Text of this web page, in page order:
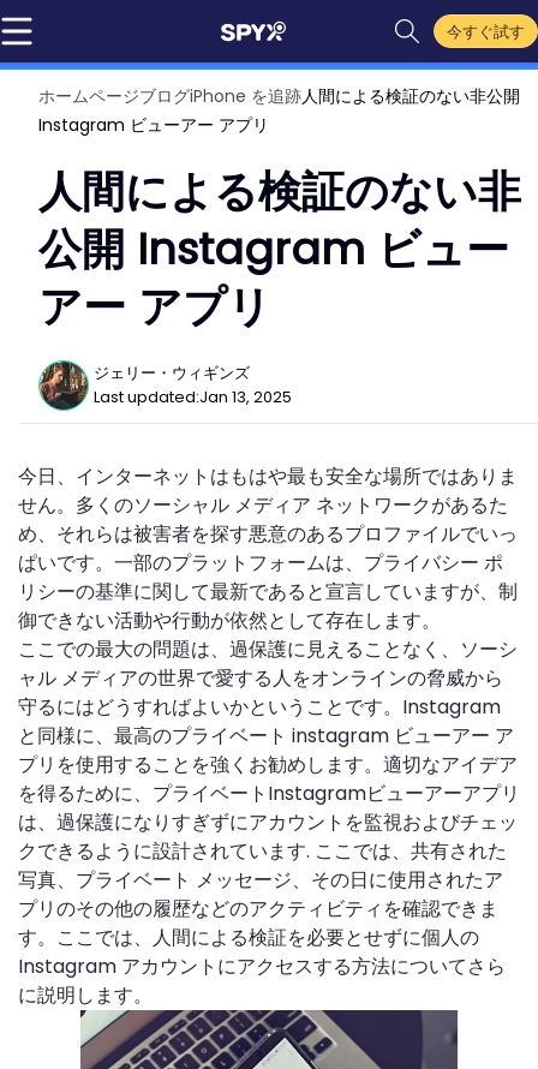
今すぐ試す
ホームページブログiPhone を追跡人間による検証のない非公開
Instagram ビューアー アプリ
人間による検証のない非
公開 Instagram ビュー
アー アプリ
ジェリー・ウィギンズ
Last updated:Jan 13, 2025
今日、インターネットはもはや最も安全な場所ではありま
せん。多くのソーシャル メディア ネットワークがあるた
め、それらは被害者を探す悪意のあるプロファイルでいっ
ぱいです。一部のプラットフォームは、プライバシー ポ
リシーの基準に関して最新であると宣言していますが、制
御できない活動や行動が依然として存在します。
ここでの最大の問題は、過保護に見えることなく、ソーシ
ャル メディアの世界で愛する人をオンラインの脅威から
守るにはどうすればよいかということです。Instagram
と同様に、最高のプライベート instagram ビューアー ア
プリを使用することを強くお勧めします。適切なアイデア
を得るために、プライベートInstagramビューアーアプリ
は、過保護になりすぎずにアカウントを監視およびチェッ
クできるように設計されています. ここでは、共有された
写真、プライベート メッセージ、その日に使用されたア
プリのその他の履歴などのアクティビティを確認できま
す。ここでは、人間による検証を必要とせずに個人の
Instagram アカウントにアクセスする方法についてさら
に説明します。